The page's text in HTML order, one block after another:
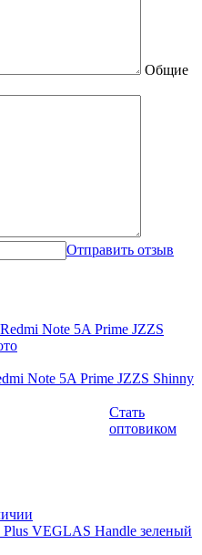
Общие
Отправить отзыв
Note 5A Prime JZZS Shinny
Стать
оптовиком